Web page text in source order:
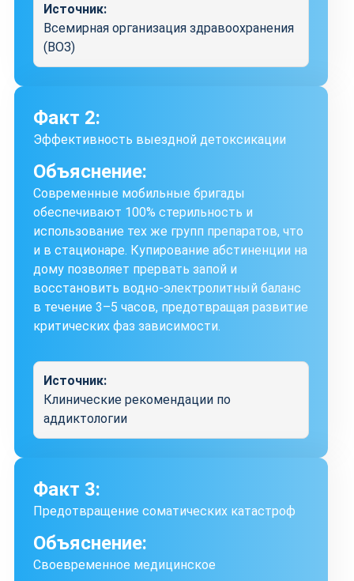
Источник:
Всемирная организация здравоохранения
(ВОЗ)
Факт 2:
Эффективность выездной детоксикации
Объяснение:
Современные мобильные бригады
обеспечивают 100% стерильность и
использование тех же групп препаратов, что
и в стационаре. Купирование абстиненции на
дому позволяет прервать запой и
восстановить водно-электролитный баланс
в течение 3–5 часов, предотвращая развитие
критических фаз зависимости.
Источник:
Клинические рекомендации по
аддиктологии
Факт 3:
Предотвращение соматических катастроф
Объяснение:
Своевременное медицинское